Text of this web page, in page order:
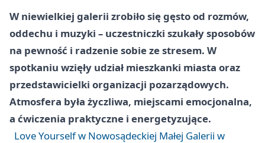
W niewielkiej galerii zrobiło się gęsto od rozmów,
oddechu i muzyki – uczestniczki szukały sposobów
na pewność i radzenie sobie ze stresem. W
spotkaniu wzięły udział mieszkanki miasta oraz
przedstawicielki organizacji pozarządowych.
Atmosfera była życzliwa, miejscami emocjonalna,
a ćwiczenia praktyczne i energetyzujące.
Love Yourself w Nowosądeckiej Małej Galerii w